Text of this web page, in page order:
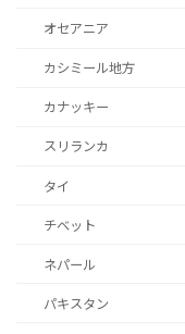
オセアニア
カシミール地方
カナッキー
スリランカ
タイ
チベット
ネパール
パキスタン